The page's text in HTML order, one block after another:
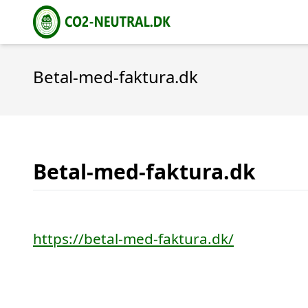
Betal-med-faktura.dk
Betal-med-faktura.dk
https://betal-med-faktura.dk/